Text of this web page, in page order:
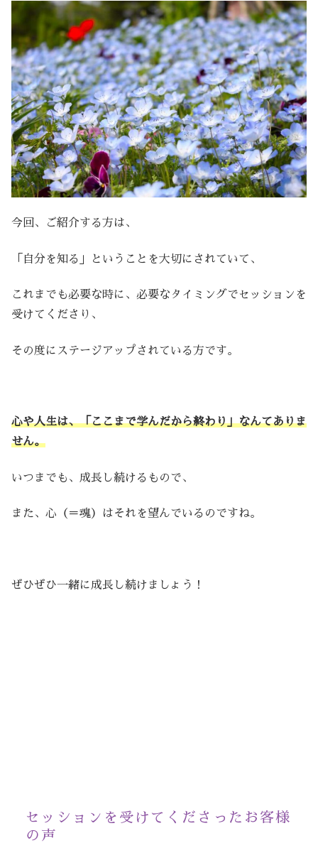
今回、ご紹介する方は、
「自分を知る」ということを大切にされていて、
これまでも必要な時に、必要なタイミングでセッションを
受けてくださり、
その度にステージアップされている方です。
心や人生は、「ここまで学んだから終わり」なんてありま
せん。
いつまでも、成長し続けるもので、
また、心（＝魂）はそれを望んでいるのですね。
ぜひぜひ一緒に成長し続けましょう！
セッションを受けてくださったお客様
の声